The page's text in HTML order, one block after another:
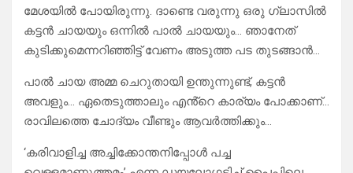
മേശയിൽ പോയിരുന്നു. ദാണ്ടെ വരുന്നു ഒരു ഗ്ലാസിൽ
കട്ടൻ ചായയും ഒന്നിൽ പാൽ ചായയും… ഞാനേത്
കുടിക്കുമെന്നറിഞ്ഞിട്ട് വേണം അടുത്ത പട തുടങ്ങാൻ…
പാൽ ചായ അമ്മ ചെറുതായി ഉന്തുന്നുണ്ട്, കട്ടൻ
അവളും… ഏതെടുത്താലും എൻ്റെ കാര്യം പോക്കാണ്…
രാവിലത്തെ ചോദ്യം വീണ്ടും ആവർത്തിക്കും…
‘കരിവാളിച്ച അച്ചിക്കോന്തനിപ്പോൾ പച്ച